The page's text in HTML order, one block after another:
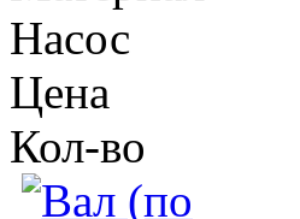
Насос
Цена
Кол-во